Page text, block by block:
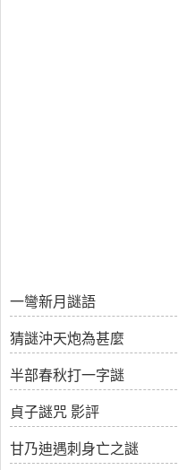
一彎新月謎語
猜謎沖天炮為甚麼
半部春秋打一字謎
貞子謎咒 影評
甘乃迪遇刺身亡之謎